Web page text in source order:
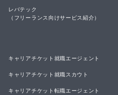
レバテック
（フリーランス向けサービス紹介）
キャリアチケット就職エージェント
キャリアチケット就職スカウト
キャリアチケット転職エージェント